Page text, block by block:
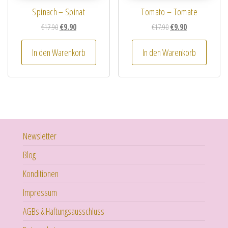
Spinach – Spinat
€17.90Ursprünglicher Preis war: €17.90
€9.90Aktueller Preis ist: €9.90.
In den Warenkorb
Tomato – Tomate
€17.90Ursprünglicher Preis
€9.90Aktueller Preis
In den Warenkorb
Newsletter
Blog
Konditionen
Impressum
AGBs & Haftungsausschluss